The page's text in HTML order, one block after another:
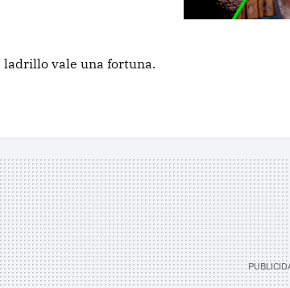
ladrillo vale una fortuna.